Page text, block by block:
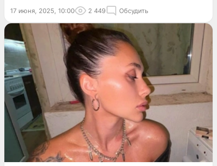
17 июня, 2025, 10:00 2 449 Обсудить